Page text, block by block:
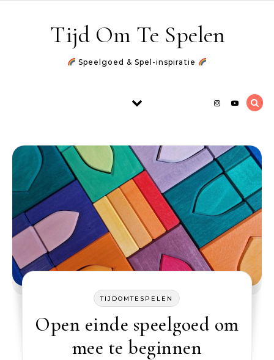
Tijd Om Te Spelen
Speelgoed & Spel-inspiratie
TIJDOMTESPELEN
Open einde speelgoed om
mee te beginnen